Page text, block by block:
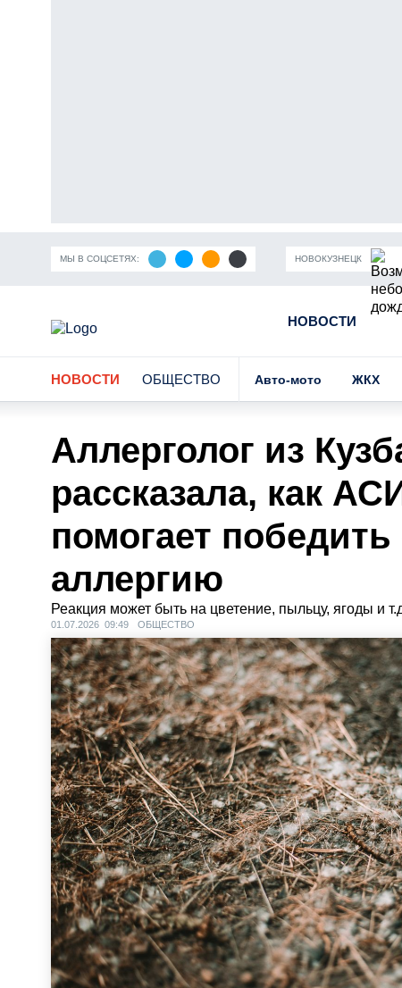
МЫ В СОЦСЕТЯХ: НОВОКУЗНЕЦК
НОВОСТИ
Кузбасса Пандемия коронавирусной инфекции
НОВОСТИ ОБЩЕСТВО Авто-мото ЖКХ
Аллерголог из
рассказала, как
помогает
аллергию
Реакция может быть на цветение, пыльцу, ягоды и
01.07.2026 09:49 ОБЩЕСТВО